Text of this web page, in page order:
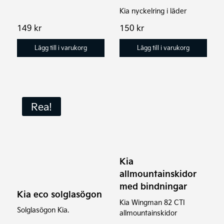
149 kr
Lägg till i varukorg
Kia nyckelring i läder
150 kr
Lägg till i varukorg
Rea!
Kia eco solglasögon
Solglasögon Kia.
Kia
allmountainskidor
med bindningar
Kia Wingman 82 CTI
allmountainskidor
varianter.
De
olika
alternativen
kan